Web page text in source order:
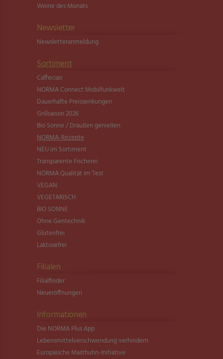
Weine des Monats
Newsletter
Newsletter­anmeldung
Sortiment
Caffeciao
NORMA Connect Mobilfunkwelt
Dauerhafte Preissenkungen
Grillsaison 2026
Bio Sonne / Draußen genießen
NORMA-Rezepte
NEU im Sortiment
Transparente Fischerei
NORMA Qualität im Test
VEGAN
VEGETARISCH
BIO SONNE
Ohne Gentechnik
Glutenfrei
Laktosefrei
Filialen
Filialfinder
Neueröffnungen
Informationen
Die NORMA Plus App
Lebensmittel­verschwendung verhindern
Europäische Masthuhn-Initiative